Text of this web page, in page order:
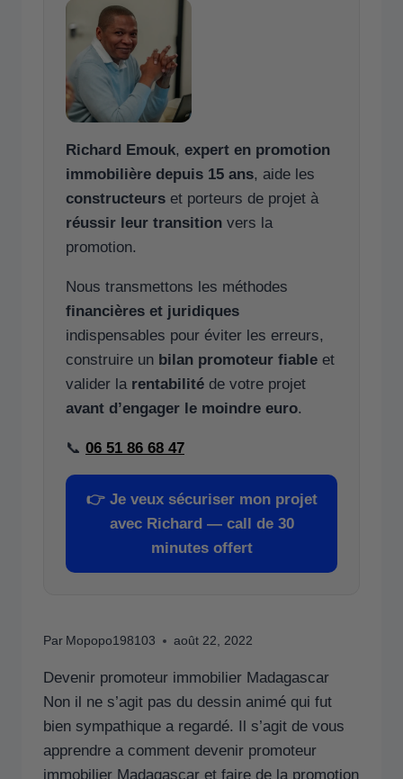
Richard Emouk, expert en promotion
immobilière depuis 15 ans, aide les
constructeurs et porteurs de projet à
réussir leur transition vers la
promotion.
Nous transmettons les méthodes
financières et juridiques
indispensables pour éviter les erreurs,
construire un bilan promoteur fiable et
valider la rentabilité de votre projet
avant d’engager le moindre euro.
📞 06 51 86 68 47
👉 Je veux sécuriser mon projet
avec Richard — call de 30
minutes offert
Par Mopopo198103 août 22, 2022
Devenir promoteur immobilier Madagascar
Non il ne s’agit pas du dessin animé qui fut
bien sympathique a regardé. Il s’agit de vous
apprendre a comment devenir promoteur
immobilier Madagascar et faire de la promotion